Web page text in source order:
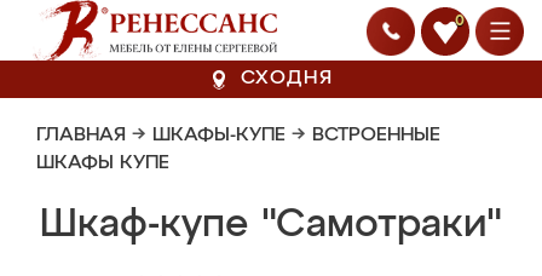
0
СХОДНЯ
ГЛАВНАЯ → ШКАФЫ-КУПЕ → ВСТРОЕННЫЕ
ШКАФЫ КУПЕ
Шкаф-купе "Самотраки"